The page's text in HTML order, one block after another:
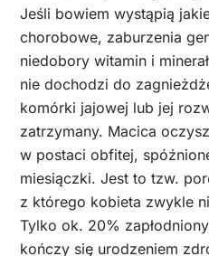
Jeśli bowiem wystąpią
chorobowe, zaburzenia
niedobory witamin i
nie dochodzi do
komórki jajowej lub jej
zatrzymany. Macica
w postaci obfitej,
miesiączki. Jest to tzw.
z którego kobieta zwykle
Tylko ok. 20%
kończy się urodzeniem